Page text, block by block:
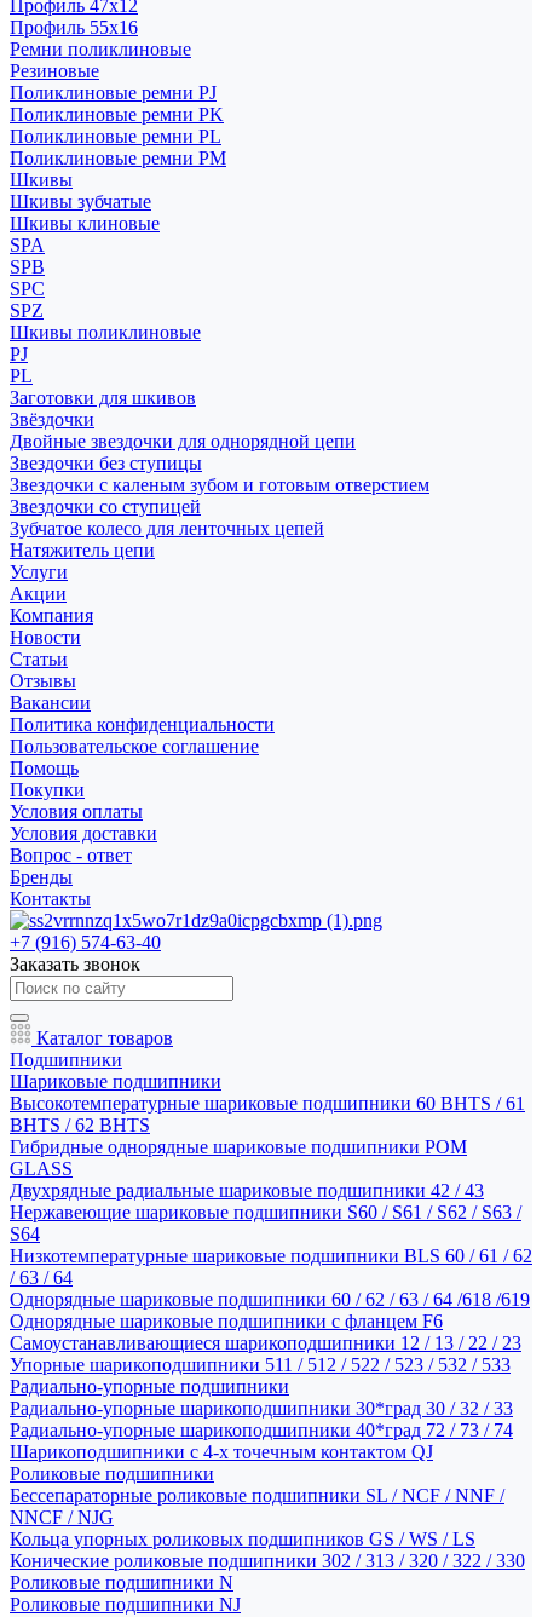
Профиль 47x12
Профиль 55x16
Ремни поликлиновые
Резиновые
Поликлиновые ремни PJ
Поликлиновые ремни PK
Поликлиновые ремни PL
Поликлиновые ремни PM
Шкивы
Шкивы зубчатые
Шкивы клиновые
SPA
SPB
SPC
SPZ
Шкивы поликлиновые
PJ
PL
Заготовки для шкивов
Звёздочки
Двойные звездочки для однорядной цепи
Звездочки без ступицы
Звездочки с каленым зубом и готовым отверстием
Звездочки со ступицей
Зубчатое колесо для ленточных цепей
Натяжитель цепи
Услуги
Акции
Компания
Новости
Статьи
Отзывы
Вакансии
Политика конфиденциальности
Пользовательское соглашение
Помощь
Покупки
Условия оплаты
Условия доставки
Вопрос - ответ
Бренды
Контакты
+7 (916) 574-63-40
Заказать звонок
Каталог товаров
Подшипники
Шариковые подшипники
Высокотемпературные шариковые подшипники 60 BHTS / 61
BHTS / 62 BHTS
Гибридные однорядные шариковые подшипники POM
GLASS
Двухрядные радиальные шариковые подшипники 42 / 43
Нержавеющие шариковые подшипники S60 / S61 / S62 / S63 /
S64
Низкотемпературные шариковые подшипники BLS 60 / 61 / 62
/ 63 / 64
Однорядные шариковые подшипники 60 / 62 / 63 / 64 /618 /619
Однорядные шариковые подшипники с фланцем F6
Самоустанавливающиеся шарикоподшипники 12 / 13 / 22 / 23
Упорные шарикоподшипники 511 / 512 / 522 / 523 / 532 / 533
Радиально-упорные подшипники
Радиально-упорные шарикоподшипники 30*град 30 / 32 / 33
Радиально-упорные шарикоподшипники 40*град 72 / 73 / 74
Шарикоподшипники с 4-х точечным контактом QJ
Роликовые подшипники
Бессепараторные роликовые подшипники SL / NCF / NNF /
NNCF / NJG
Кольца упорных роликовых подшипников GS / WS / LS
Конические роликовые подшипники 302 / 313 / 320 / 322 / 330
Роликовые подшипники N
Роликовые подшипники NJ